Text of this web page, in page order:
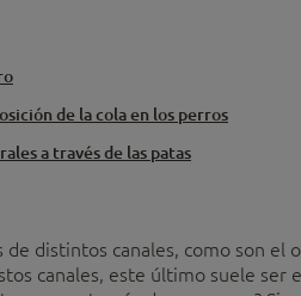
de la cola en los perros
a través de las patas
de distintos canales, como son
canales, este último suele ser